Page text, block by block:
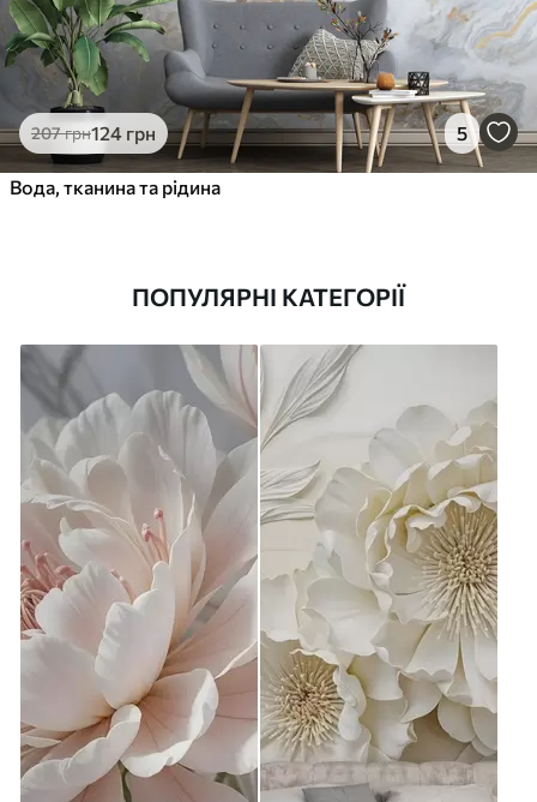
207грн124 грн 5
Вода, тканина та рідина
ПОПУЛЯРНІ КАТЕГОРІЇ